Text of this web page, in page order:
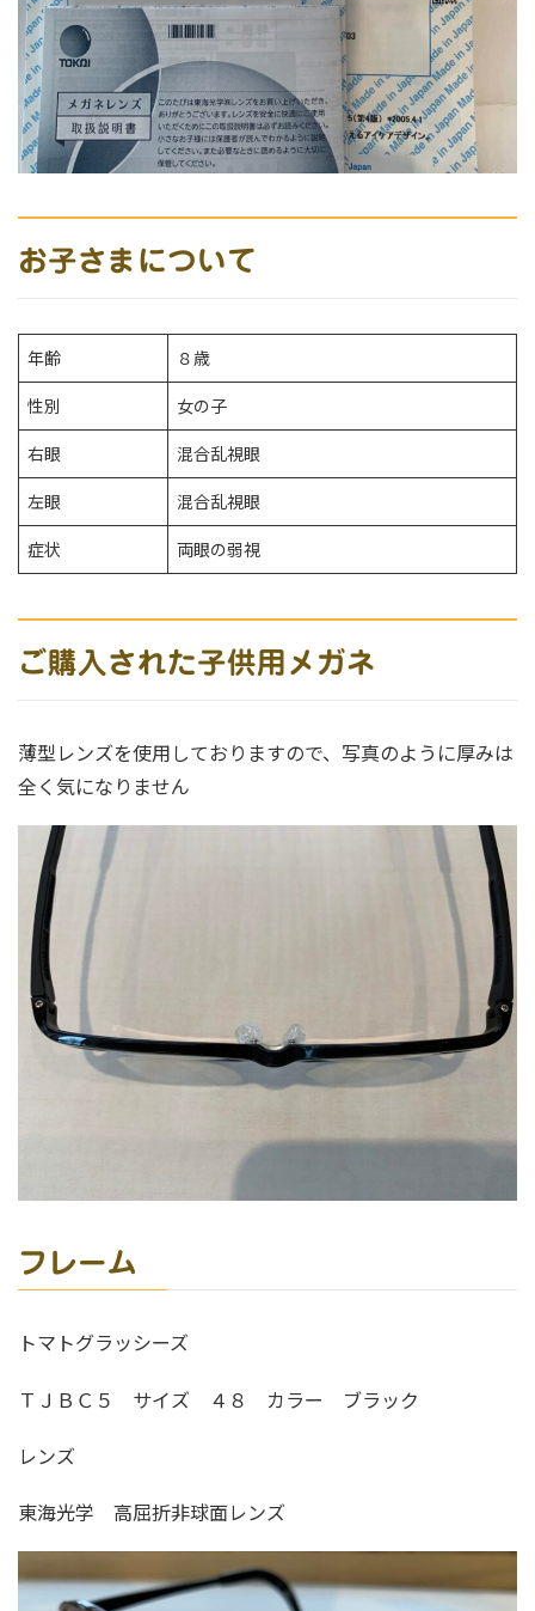
お子さまについて
年齢
８歳
性別
女の子
右眼
混合乱視眼
左眼
混合乱視眼
症状
両眼の弱視
ご購入された子供用メガネ
薄型レンズを使用しておりますので、写真のように厚みは
全く気になりません
フレーム
トマトグラッシーズ
ＴＪＢＣ５ サイズ ４８ カラー ブラック
レンズ
東海光学 高屈折非球面レンズ